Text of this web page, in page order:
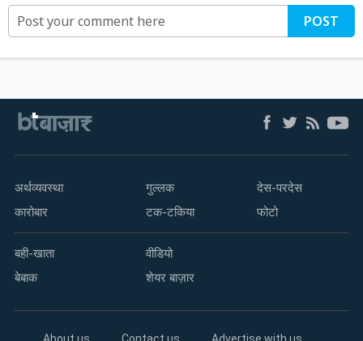
POST
अर्थव्यवस्था
कारोबार
गुल्लक
टक-टकिया
देस-परदेस
फोटो
बही-खाता
बेबाक
वीडियो
शेयर बाज़ार
About us Contact us Advertise with us